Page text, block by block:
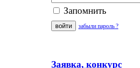
Запомнить
забыли пароль ?
Заявка, конкурс